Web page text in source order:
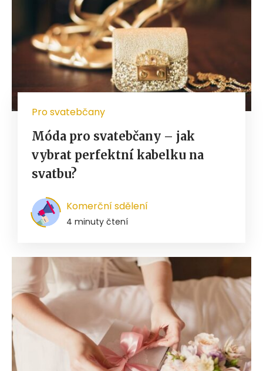
Pro svatebčany
Móda pro svatebčany – jak
vybrat perfektní kabelku na
svatbu?
Komerční sdělení
4 minuty čtení